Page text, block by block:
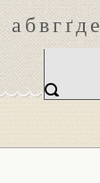
абвгґде